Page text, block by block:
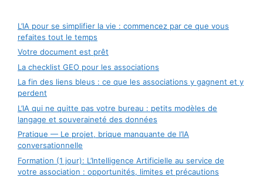
L’IA pour se simplifier la vie : commencez par ce que vous
refaites tout le temps
Votre document est prêt
La checklist GEO pour les associations
La fin des liens bleus : ce que les associations y gagnent et y
perdent
L’IA qui ne quitte pas votre bureau : petits modèles de
langage et souveraineté des données
Pratique — Le projet, brique manquante de l’IA
conversationnelle
Formation (1 jour): L’Intelligence Artificielle au service de
votre association : opportunités, limites et précautions